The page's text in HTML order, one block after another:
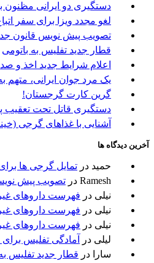
دستگیری دو ایرانی
لغو مجدد ویزا برای سفر
تصویب پیش نویس قانون
قطار جدید تفلیس به باتومی
اعلام شرایط جدید اخذ و
یک مرد جوان ایرانی، متهم به قتل دختر ۱۶
گرین کارت گرجستان!
دستگیری قاتل تحت تعقیب
آشنایی با غذاهای گرجی
آخرین دیدگاه ها
حمید در تمایل گرجی ها
Ramesh در تصویب پیش
نیلی در فهرست داروهای
نیلی در فهرست داروهای
نیلی در فهرست داروهای
لیلی در
آمادگی تفلیس
سارا
در قطار جدید تفلیس